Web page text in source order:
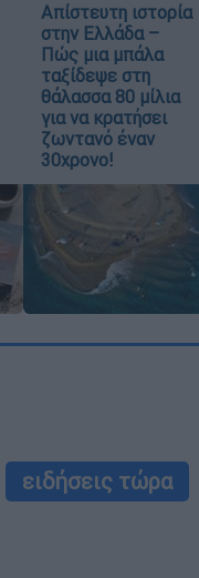
Απίστευτη ιστορία
στην Ελλάδα –
Πώς μια μπάλα
ταξίδεψε στη
θάλασσα 80 μίλια
για να κρατήσει
ζωντανό έναν
30χρονο!
ειδήσεις τώρα